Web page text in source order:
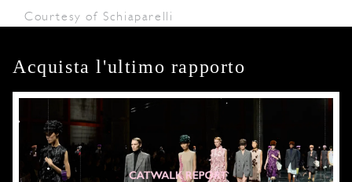
Courtesy of Schiaparelli
Acquista l'ultimo rapporto